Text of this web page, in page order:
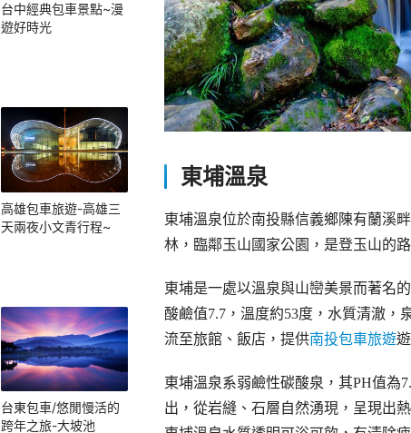
東埔溫泉
東埔溫泉位於南投縣信義鄉陳有蘭溪
林，臨鄰玉山國家公園，是登玉山的
東埔是一處以溫泉與山巒美景而著名
酸鹼值7.7，溫度約53度，水質清澈，
流至旅館、飯店，提供南投包車旅遊
東埔溫泉系弱鹼性碳酸泉，其PH值為
出，從岩縫、石層自然湧現，呈現出
台中經典包車景點~漫
遊好時光
高雄包車旅遊-高雄三
天兩夜小文青行程~
台東包車/悠閒慢活的
跨年之旅-大坡池